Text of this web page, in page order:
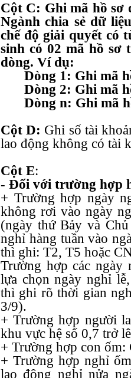
Cột C: Ghi mã hồ sơ
Ngành chia sẻ dữ
chế độ giải quyết có
sinh có 02 mã hồ sơ
dòng. Ví dụ:
Dòng 1: Ghi mã
Dòng 2: Ghi mã
Dòng n: Ghi mã
Cột D: Ghi số tài
lao động không có tài
Cột E:
- Đối với trường hợp
+ Trường hợp ngày
không rơi vào ngày
(ngày thứ Bảy và
nghỉ hàng tuần vào
thì ghi: T2, T5 hoặc
Trường hợp các
lựa chọn ngày nghỉ
thì ghi rõ thời gian
3/9).
+ Trường hợp người
khu vực hệ số 0,7 trở
+ Trường hợp con
+ Trường hợp nghỉ
lao động nghỉ nửa